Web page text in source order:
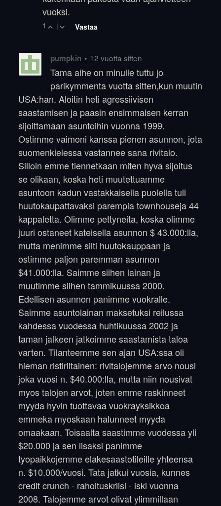
vuoksi.
1 | Vastaa
pumpkin • 12 vuotta sitten
Tama aihe on minulle tuttu jo
parikymmenta vuotta sitten,kun muutin
USA:han. Aloitin heti agressiivisen
saastamisen ja paasin ensimmaisen kerran
sijoittamaan asuntoihin vuonna 1999.
Ostimme vaimoni kanssa pienen asunnon, jota
suomenkielessa vastannee sana rivitalo.
Silloin emme tiennetkaan miten hyva sijoitus
se olikaan, koska heti muutettuamme
asuntoon kadun vastakkaisella puolella tuli
huutokaupattavaksi parempia townhouseja 44
kappaletta. Olimme pettyneita, koska olimme
juuri ostaneet kateisella asunnon $ 43.000:lla,
mutta menimme silti huutokauppaan ja
ostimme paljon paremman asunnon
$41.000:lla. Saimme siihen lainan ja
muutimme siihen tammikuussa 2000.
Edellisen asunnon panimme vuokralle.
Saimme asuntolainan maksetuksi reilussa
kahdessa vuodessa huhtikuussa 2002 ja
taman jalkeen jatkoimme saastamista taloa
varten. Tilanteemme sen ajan USA:ssa oli
hieman ristiriitainen: rivitalojemme arvo nousi
joka vuosi n. $40.000:lla, mutta niin nousivat
myos talojen arvot, joten emme raskinneet
myyda hyvin tuottavaa vuokrayksikkoa
emmeka myoskaan halunneet myyda
omaakaan. Toisaalta saastimme vuodessa yli
$20.000 ja sen lisaksi panimme
tyopaikkojemme elakesaastotileille yhteensa
n. $10.000/vuosi. Tata jatkui vuosia, kunnes
credit crunch - rahoituskriisi - iski vuonna
2008. Talojemme arvot olivat ylimmillaan